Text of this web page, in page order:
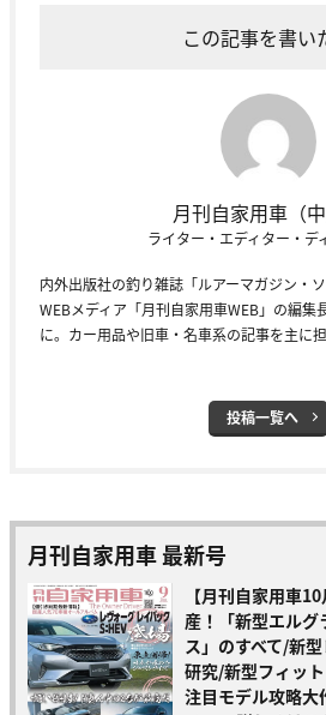
この記事を書い
月刊自家用車（中
ライター・エディター・デ
内外出版社の釣り雑誌「ルアーマガジン・
WEBメディア「月刊自家用車WEB」の編集
に。カー用品や旧車・名車系の記事を主に担
投稿一覧へ
月刊自家用車 最新号
【月刊自家用車
産！「新型エルグ
ス」のすべて/新
研究/新型フィッ
注目モデル攻略